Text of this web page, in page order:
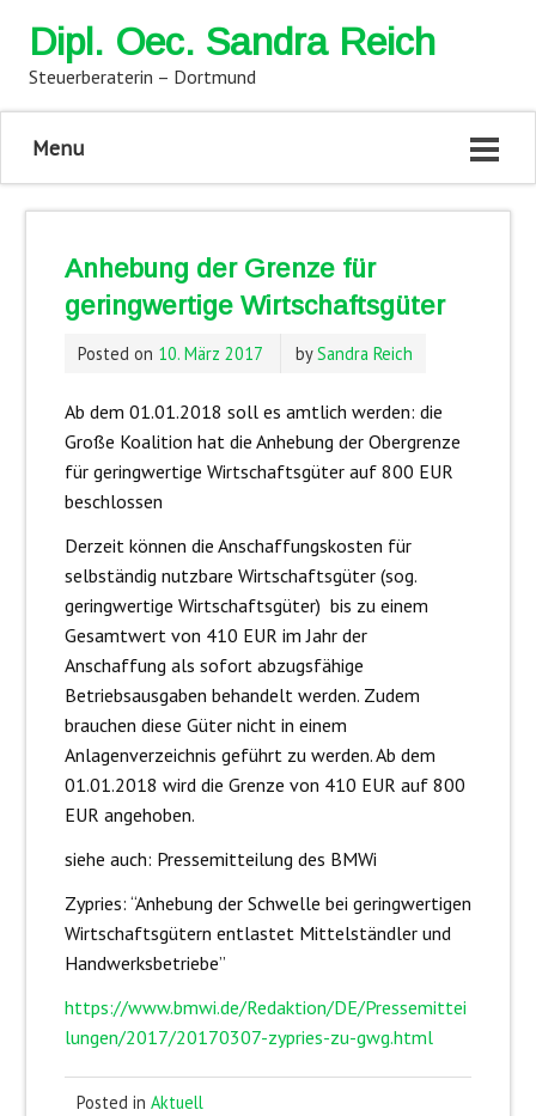
Dipl. Oec. Sandra Reich
Steuerberaterin – Dortmund
Menu
Anhebung der Grenze für
geringwertige Wirtschaftsgüter
Posted on 10. März 2017 bySandra Reich
Ab dem 01.01.2018 soll es amtlich werden: die
Große Koalition hat die Anhebung der Obergrenze
für geringwertige Wirtschaftsgüter auf 800 EUR
beschlossen
Derzeit können die Anschaffungskosten für
selbständig nutzbare Wirtschaftsgüter (sog.
geringwertige Wirtschaftsgüter) bis zu einem
Gesamtwert von 410 EUR im Jahr der
Anschaffung als sofort abzugsfähige
Betriebsausgaben behandelt werden. Zudem
brauchen diese Güter nicht in einem
Anlagenverzeichnis geführt zu werden. Ab dem
01.01.2018 wird die Grenze von 410 EUR auf 800
EUR angehoben.
siehe auch: Pressemitteilung des BMWi
Zypries: “Anhebung der Schwelle bei geringwertigen
Wirtschaftsgütern entlastet Mittelständler und
Handwerksbetriebe”
https://www.bmwi.de/Redaktion/DE/Pressemittei
lungen/2017/20170307-zypries-zu-gwg.html
Posted in Aktuell